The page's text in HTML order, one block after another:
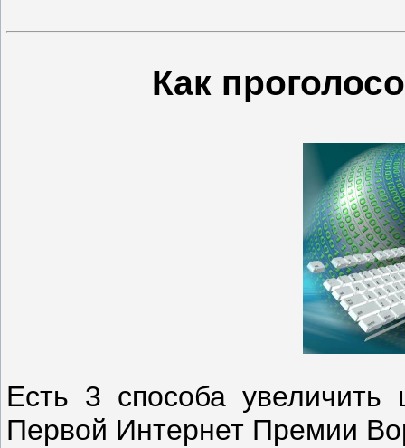
Как
Есть 3 способа
Первой Интернет Премии